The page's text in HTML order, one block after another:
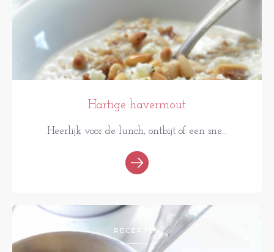
Hartige havermout
Heerlijk voor de lunch, ontbijt of een sne...
RECEPTEN